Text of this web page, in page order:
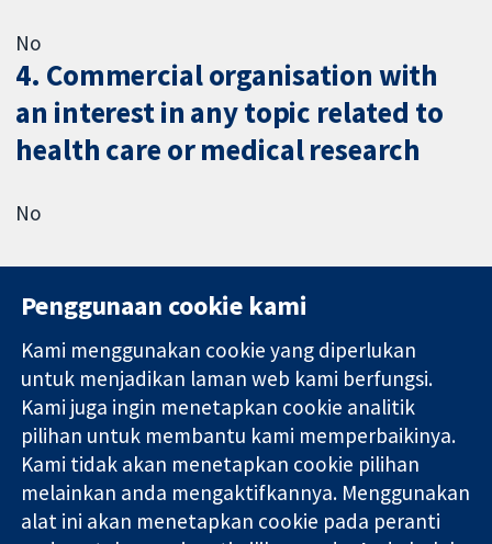
No
4. Commercial organisation with
an interest in any topic related to
health care or medical research
No
Bukti yang
dipercayai.
keputusan
termaklum
Kesihatan yang
lebih baik
11-13 Cavendish
Square
London
W1G 0AN
United Kingdom
Hubungi kita
Berita
Pejabat
akhbar
Perihal Kami
Pekerjaan
Cochrane
Library
Penggunaan cookie kami
Kami menggunakan cookie yang diperlukan
untuk menjadikan laman web kami berfungsi.
Kami juga ingin menetapkan cookie analitik
pilihan untuk membantu kami memperbaikinya.
Kami tidak akan menetapkan cookie pilihan
melainkan anda mengaktifkannya. Menggunakan
alat ini akan menetapkan cookie pada peranti